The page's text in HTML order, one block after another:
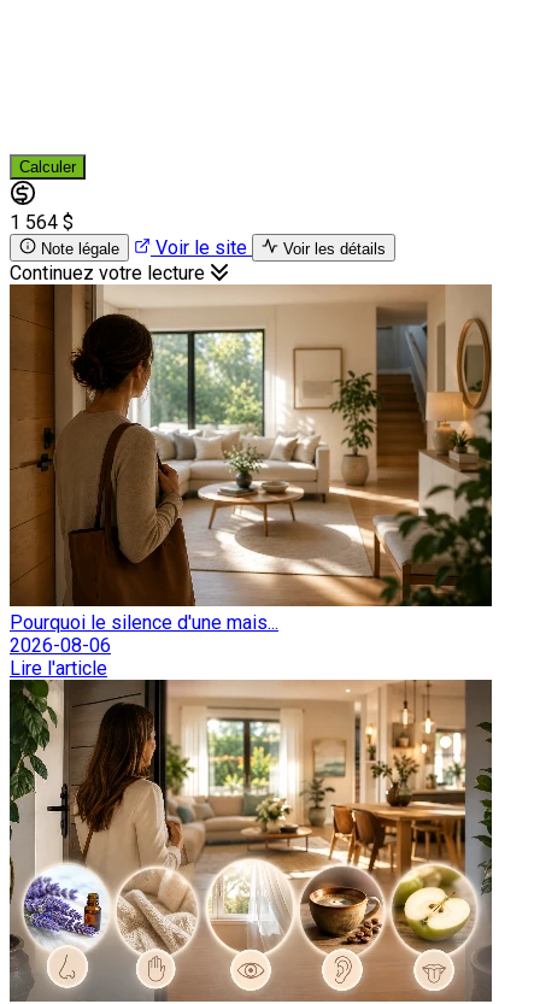
Calculer
1 564 $
Note légale Voir le site Voir les détails
Continuez votre lecture
Pourquoi le silence d'une mais...
2026-08-06
Lire l'article